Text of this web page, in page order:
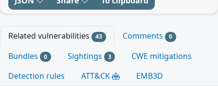
Related vulnerabilities 43 Comments 0
Bundles 0 Sightings 3
CWE mitigations
Detection rules
ATT&CK EMB3D